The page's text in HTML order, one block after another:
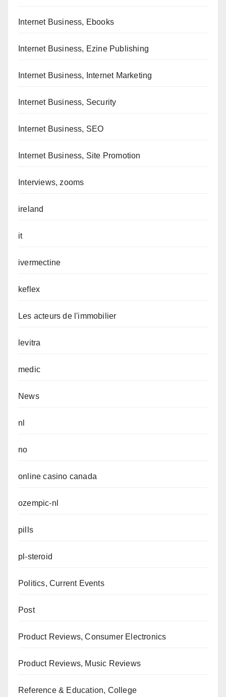
Internet Business, Ebooks
Internet Business, Ezine Publishing
Internet Business, Internet Marketing
Internet Business, Security
Internet Business, SEO
Internet Business, Site Promotion
Interviews, zooms
ireland
it
ivermectine
keflex
Les acteurs de l'immobilier
levitra
medic
News
nl
no
online casino canada
ozempic-nl
pills
pl-steroid
Politics, Current Events
Post
Product Reviews, Consumer Electronics
Product Reviews, Music Reviews
Reference & Education, College